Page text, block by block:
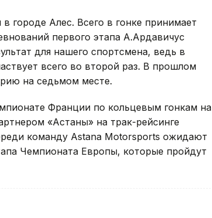
городе Алес. Всего в гонке принимает
первого этапа А.Ардавичус
для нашего спортсмена, ведь в
всего во второй раз. В прошлом
на седьмом месте.
Франции по кольцевым гонкам на
«Астаны» на трак-рейсинге
команду Astana Motorsports ожидают
Чемпионата Европы, которые пройдут